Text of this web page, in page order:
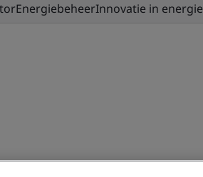
EnergiebeheerInnovatie in energie